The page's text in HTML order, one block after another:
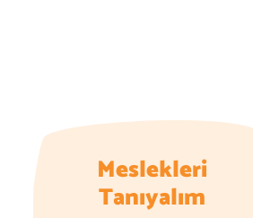
Meslekleri
Tanıyalım